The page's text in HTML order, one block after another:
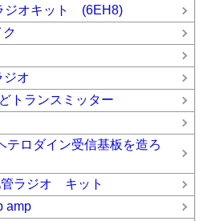
ジオキット (6EH8)
ジオ
トランスミッター
テロダイン受信基板を造ろ
ラジオ キット
amp